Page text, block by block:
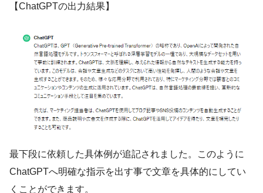
【ChatGPTの出力結果】
最下段に依頼した具体例が追記されました。このように
ChatGPTへ明確な指示を出す事で文章を具体的にしてい
くことができます。